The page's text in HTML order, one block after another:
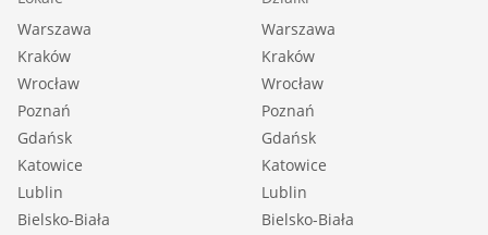
Warszawa
Kraków
Wrocław
Poznań
Gdańsk
Katowice
Lublin
Bielsko-Biała
Warszawa
Kraków
Wrocław
Poznań
Gdańsk
Katowice
Lublin
Bielsko-Biała